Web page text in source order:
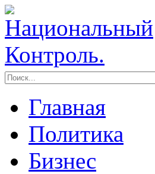
Главная
Политика
Бизнес